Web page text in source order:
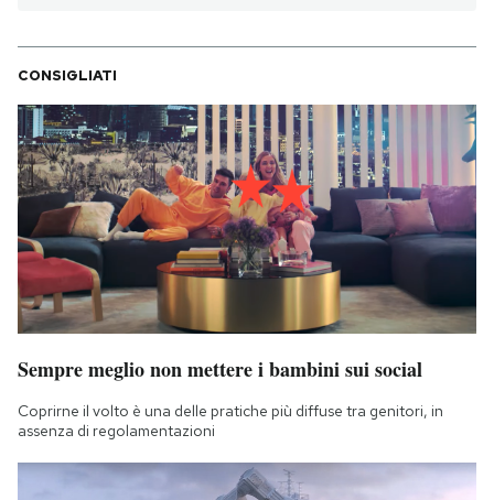
CONSIGLIATI
Sempre meglio non mettere i bambini sui social
Coprirne il volto è una delle pratiche più diffuse tra genitori, in
assenza di regolamentazioni